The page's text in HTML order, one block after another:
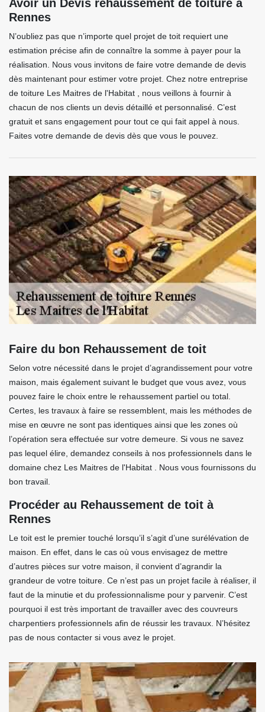
Avoir un Devis rehaussement de toiture à
Rennes
N’oubliez pas que n’importe quel projet de toit requiert une
estimation précise afin de connaître la somme à payer pour la
réalisation. Nous vous invitons de faire votre demande de devis
dès maintenant pour estimer votre projet. Chez notre entreprise
de toiture Les Maitres de l'Habitat , nous veillons à fournir à
chacun de nos clients un devis détaillé et personnalisé. C’est
gratuit et sans engagement pour tout ce qui fait appel à nous.
Faites votre demande de devis dès que vous le pouvez.
Faire du bon Rehaussement de toit
Selon votre nécessité dans le projet d’agrandissement pour votre
maison, mais également suivant le budget que vous avez, vous
pouvez faire le choix entre le rehaussement partiel ou total.
Certes, les travaux à faire se ressemblent, mais les méthodes de
mise en œuvre ne sont pas identiques ainsi que les zones où
l’opération sera effectuée sur votre demeure. Si vous ne savez
pas lequel élire, demandez conseils à nos professionnels dans le
domaine chez Les Maitres de l'Habitat . Nous vous fournissons du
bon travail.
Procéder au Rehaussement de toit à
Rennes
Le toit est le premier touché lorsqu’il s’agit d’une surélévation de
maison. En effet, dans le cas où vous envisagez de mettre
d’autres pièces sur votre maison, il convient d’agrandir la
grandeur de votre toiture. Ce n’est pas un projet facile à réaliser, il
faut de la minutie et du professionnalisme pour y parvenir. C’est
pourquoi il est très important de travailler avec des couvreurs
charpentiers professionnels afin de réussir les travaux. N’hésitez
pas de nous contacter si vous avez le projet.